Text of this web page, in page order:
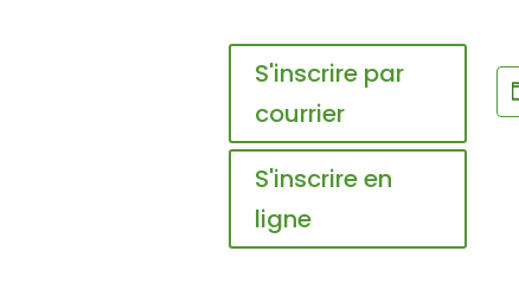
S'inscrire par
courrier
S'inscrire en
ligne